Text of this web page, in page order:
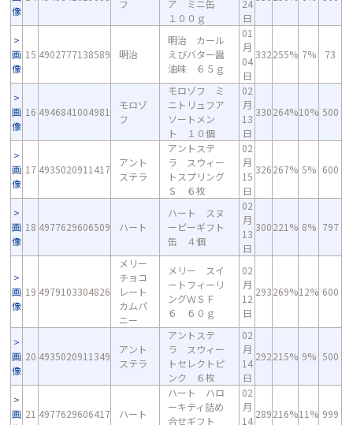
像
フ
ア ミニ缶
１００ｇ
24
日
画
像
15 4902777138589 明治
明治 カール
えびバター醤
油味 ６５ｇ
01
月
04
日
332255% 7% 73
画
像
16 4946841004981
モロゾ
フ
モロゾフ ミ
ニトリュフア
ソートメン
ト １０個
02
月
13
日
330264%10% 500
画
像
17 4935020911417
アント
ステラ
アントステ
ラ スウィー
トスプリング
Ｓ ６枚
02
月
15
日
326267% 5% 600
画
像
18 4977629606509 ハート
ハート スヌ
ーピーギフト
缶 ４個
02
月
13
日
300221% 8% 797
画
像
19 4979103304826
メリー
チョコ
レート
カムパ
ニー
メリー スイ
ートフィーリ
ングＷＳＦ
６ ６０ｇ
02
月
12
日
293269%12% 600
画
像
20 4935020911349
アント
ステラ
アントステ
ラ スウィー
トセレクトピ
ンク ６枚
02
月
14
日
292215% 9% 500
画 21 4977629606417 ハート
ハート ハロ
ーキティ詰め
合せギフト
02
月
14
289216%11% 999